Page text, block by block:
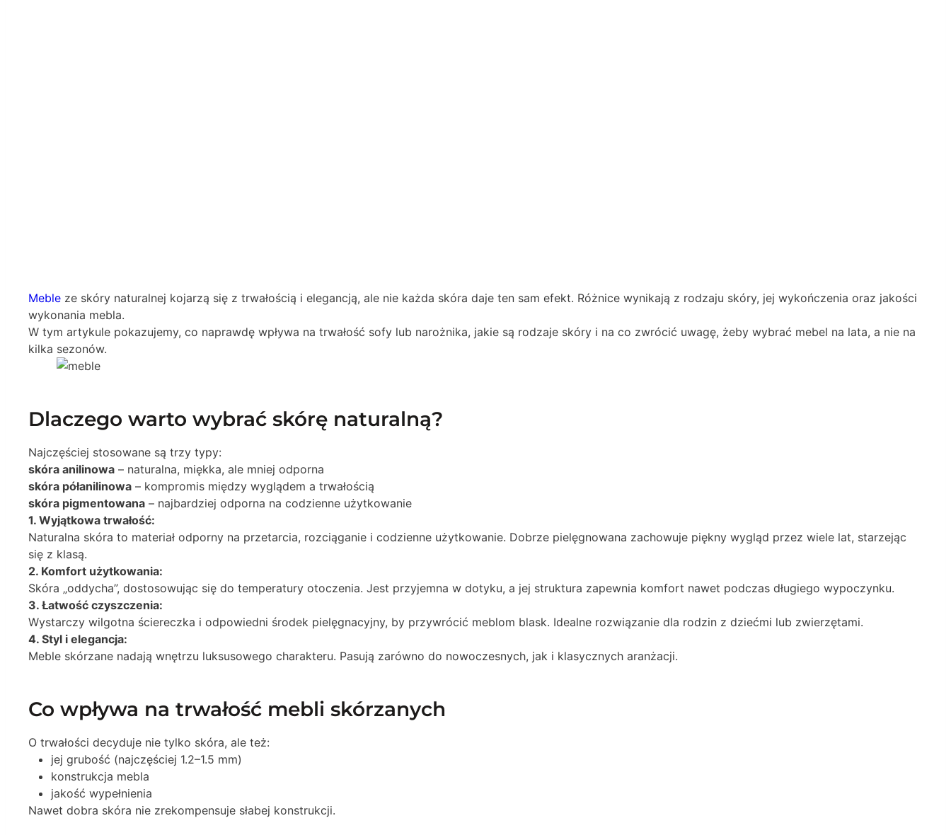
Meble ze skóry naturalnej kojarzą się z trwałością i elegancją, ale nie każda skóra daje ten sam efekt. Różnice wynikają z rodzaju skóry, jej wykończenia oraz jakości
wykonania mebla.
W tym artykule pokazujemy, co naprawdę wpływa na trwałość sofy lub narożnika, jakie są rodzaje skóry i na co zwrócić uwagę, żeby wybrać mebel na lata, a nie na
kilka sezonów.
Dlaczego warto wybrać skórę naturalną?
Najczęściej stosowane są trzy typy:
skóra anilinowa – naturalna, miękka, ale mniej odporna
skóra półanilinowa – kompromis między wyglądem a trwałością
skóra pigmentowana – najbardziej odporna na codzienne użytkowanie
1. Wyjątkowa trwałość:
Naturalna skóra to materiał odporny na przetarcia, rozciąganie i codzienne użytkowanie. Dobrze pielęgnowana zachowuje piękny wygląd przez wiele lat, starzejąc
się z klasą.
2. Komfort użytkowania:
Skóra „oddycha”, dostosowując się do temperatury otoczenia. Jest przyjemna w dotyku, a jej struktura zapewnia komfort nawet podczas długiego wypoczynku.
3. Łatwość czyszczenia:
Wystarczy wilgotna ściereczka i odpowiedni środek pielęgnacyjny, by przywrócić meblom blask. Idealne rozwiązanie dla rodzin z dziećmi lub zwierzętami.
4. Styl i elegancja:
Meble skórzane nadają wnętrzu luksusowego charakteru. Pasują zarówno do nowoczesnych, jak i klasycznych aranżacji.
Co wpływa na trwałość mebli skórzanych
O trwałości decyduje nie tylko skóra, ale też:
jej grubość (najczęściej 1.2–1.5 mm)
konstrukcja mebla
jakość wypełnienia
Nawet dobra skóra nie zrekompensuje słabej konstrukcji.